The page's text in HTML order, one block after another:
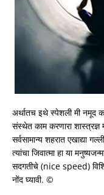
अर्थातच इथे स्पेशली मी नमूद
संस्थेत काम करणारा
सर्वसामान्य शहरात एखाद्या
त्यांचा जिवात्मा हा या
सदगतीचे (nice speed)
नोंद घ्यावी. ©